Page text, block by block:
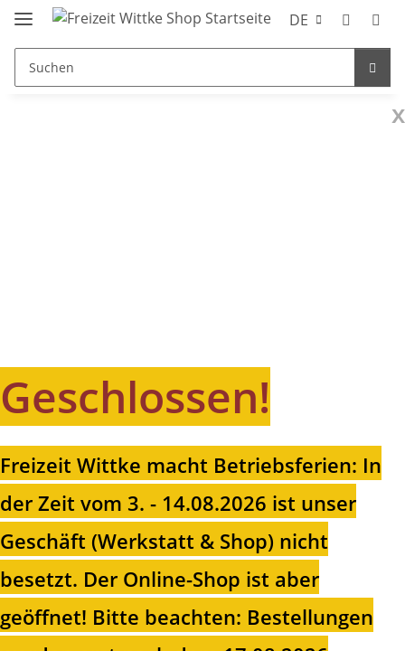
DE
x
Geschlossen!
Freizeit Wittke macht Betriebsferien: In
der Zeit vom 3. - 14.08.2026 ist unser
Geschäft (Werkstatt & Shop) nicht
besetzt. Der Online-Shop ist aber
geöffnet! Bitte beachten: Bestellungen